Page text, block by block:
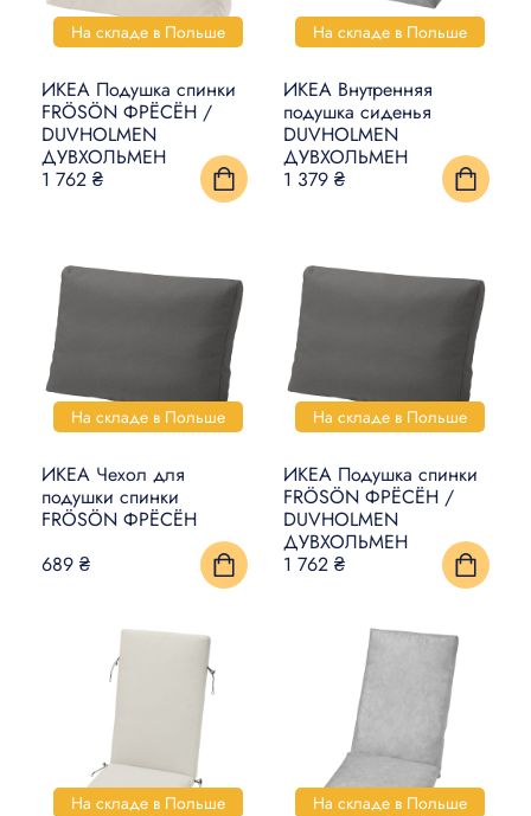
УМНЫЙ ДОМ
КОВРЫ, МАТЫ И ПОЛЫ
БЫТОВАЯ ЭЛЕКТРОНИКА
ТОВАРЫ ДЛЯ ЖИВОТНЫХ
На складе в Польше
ИКЕА Подушка спинки
FRÖSÖN ФРЁСЁН /
DUVHOLMEN
ДУВХОЛЬМЕН
1 762 ₴
На складе в Польше
ИКЕА Внутренняя
подушка сиденья
DUVHOLMEN
ДУВХОЛЬМЕН
1 379 ₴
На складе в Польше
ИКЕА Чехол для
подушки спинки
FRÖSÖN ФРЁСЁН
689 ₴
На складе в Польше
ИКЕА Подушка спинки
FRÖSÖN ФРЁСЁН /
DUVHOLMEN
ДУВХОЛЬМЕН
1 762 ₴
На складе в Польше На складе в Польше